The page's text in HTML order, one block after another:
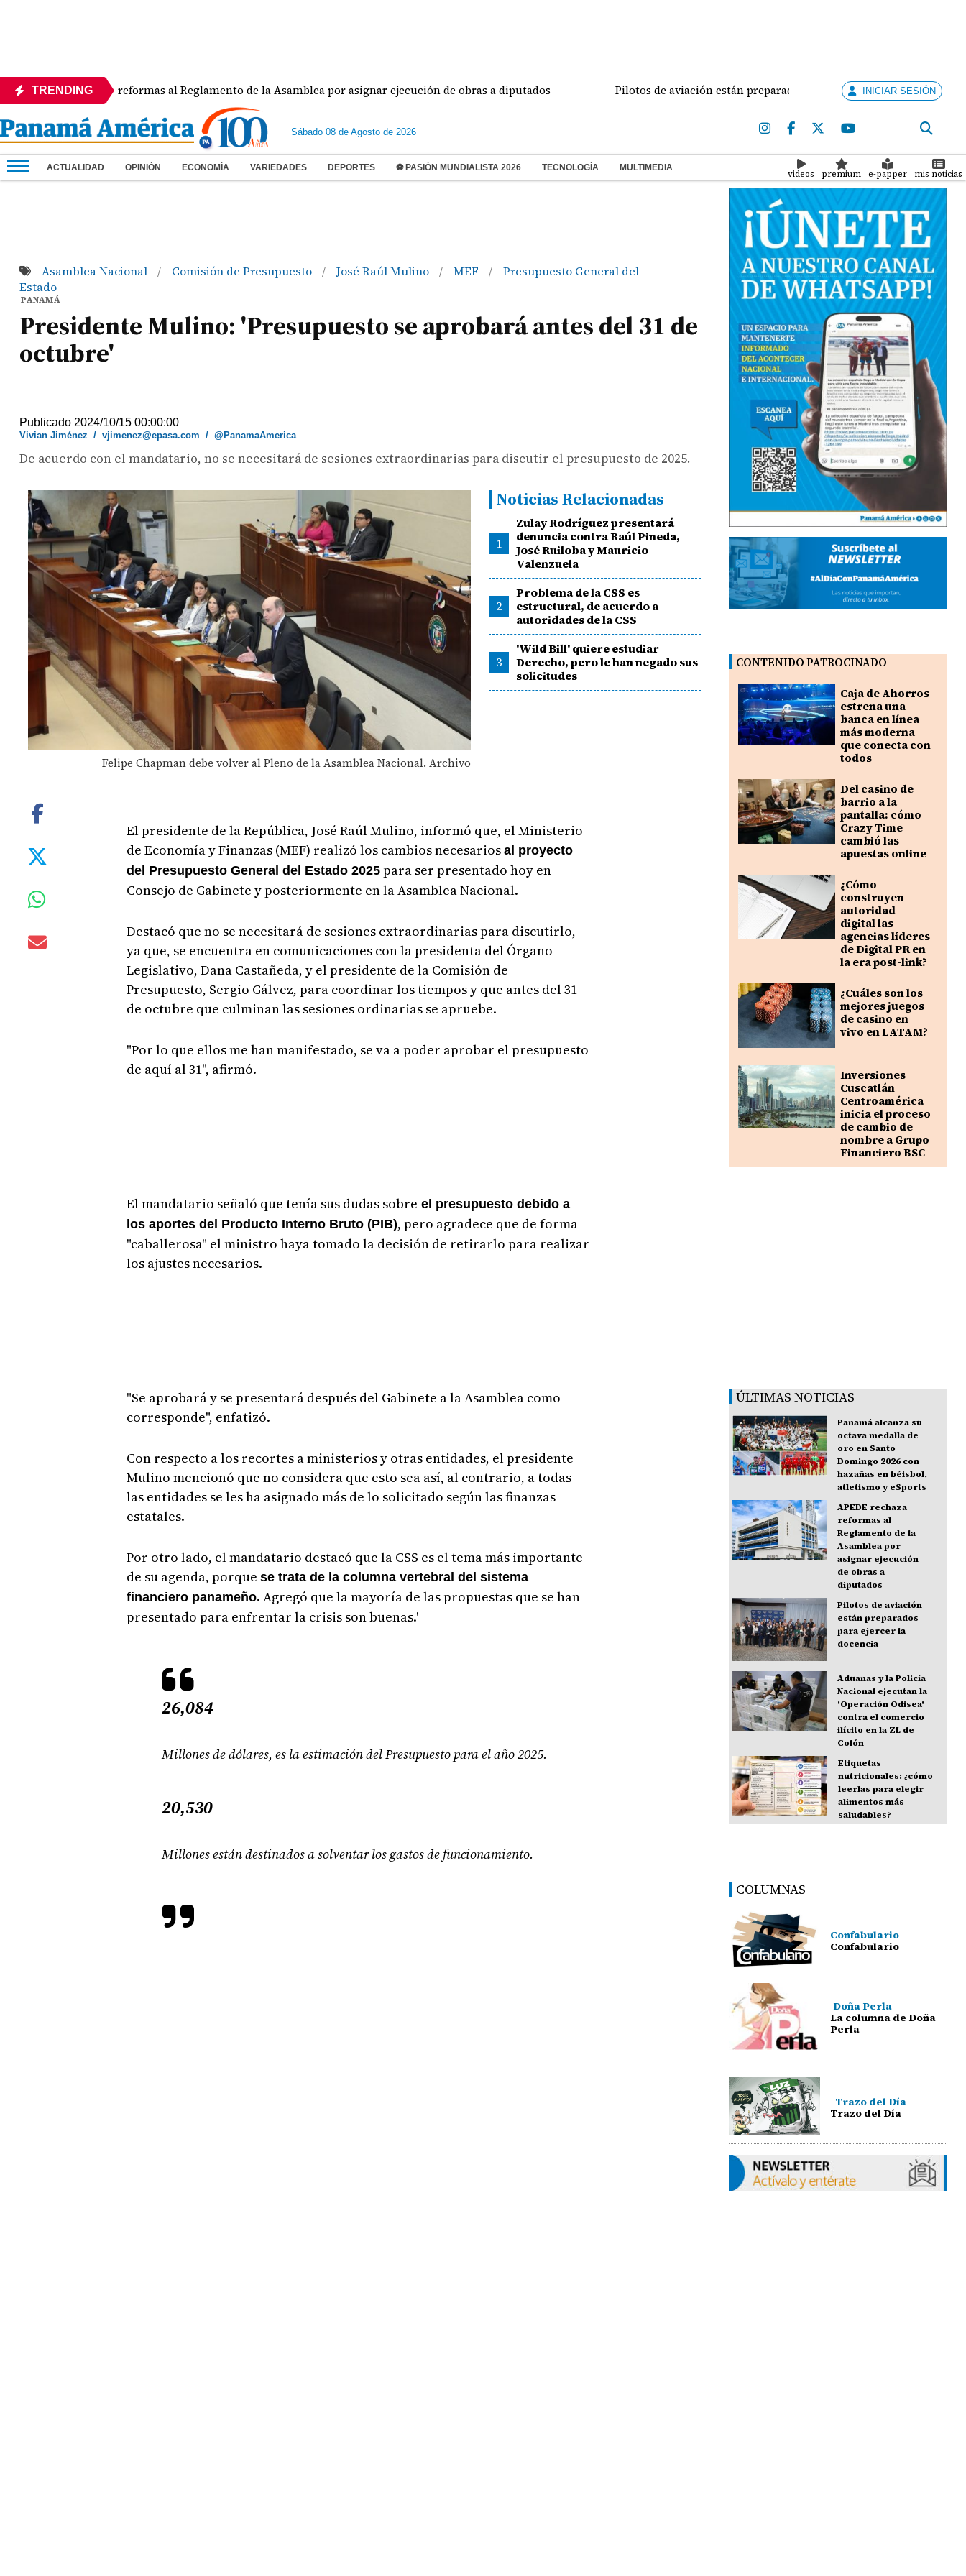
TRENDING
APEDE rechaza reformas al Reglamento de la Asamblea por asignar ejecución de obras a diputados Pilotos de aviación están preparados para ejercer la docenciaINICIAR SESIÓN
Sábado 08 de Agosto de 2026
ACTUALIDAD OPINIÓN ECONOMÍA VARIEDADES DEPORTES ⚽ PASIÓN MUNDIALISTA 2026 TECNOLOGÍA MULTIMEDIA
videos premium e-papper mis noticias
Asamblea Nacional / Comisión de Presupuesto / José Raúl Mulino / MEF /
Presupuesto General del
Estado
PANAMÁ
Presidente Mulino: 'Presupuesto se aprobará antes del 31 de
octubre'
Publicado 2024/10/15 00:00:00
Vivian Jiménez /vjimenez@epasa.com /@PanamaAmerica
De acuerdo con el mandatario, no se necesitará de sesiones extraordinarias para discutir el presupuesto de 2025.
Felipe Chapman debe volver al Pleno de la Asamblea Nacional. Archivo
Noticias Relacionadas
1
Zulay Rodríguez presentará
denuncia contra Raúl Pineda,
José Ruiloba y Mauricio
Valenzuela
2
Problema de la CSS es
estructural, de acuerdo a
autoridades de la CSS
3
'Wild Bill' quiere estudiar
Derecho, pero le han negado sus
solicitudes
El presidente de la República, José Raúl Mulino, informó que, el Ministerio
de Economía y Finanzas (MEF) realizó los cambios necesarios al proyecto
del Presupuesto General del Estado 2025para ser presentado hoy en
Consejo de Gabinete y posteriormente en la Asamblea Nacional.
Destacó que no se necesitará de sesiones extraordinarias para discutirlo,
ya que, se encuentra en comunicaciones con la presidenta del Órgano
Legislativo, Dana Castañeda, y el presidente de la Comisión de
Presupuesto, Sergio Gálvez, para coordinar los tiempos y que antes del 31
de octubre que culminan las sesiones ordinarias se apruebe.
"Por lo que ellos me han manifestado, se va a poder aprobar el presupuesto
de aquí al 31", afirmó.
El mandatario señaló que tenía sus dudas sobre el presupuesto debido a
los aportes del Producto Interno Bruto (PIB), pero agradece que de forma
"caballerosa" el ministro haya tomado la decisión de retirarlo para realizar
los ajustes necesarios.
"Se aprobará y se presentará después del Gabinete a la Asamblea como
corresponde", enfatizó.
Con respecto a los recortes a ministerios y otras entidades, el presidente
Mulino mencionó que no considera que esto sea así, al contrario, a todas
las entidades se les ha asignado más de lo solicitado según las finanzas
estatales.
Por otro lado, el mandatario destacó que la CSS es el tema más importante
de su agenda, porque se trata de la columna vertebral del sistema
financiero panameño. Agregó que la mayoría de las propuestas que se han
presentado para enfrentar la crisis son buenas.'
26,084
Millones de dólares, es la estimación del Presupuesto para el año 2025.
20,530
Millones están destinados a solventar los gastos de funcionamiento.
CONTENIDO PATROCINADO
Caja de Ahorros
estrena una
banca en línea
más moderna
que conecta con
todos
Del casino de
barrio a la
pantalla: cómo
Crazy Time
cambió las
apuestas online
¿Cómo
construyen
autoridad
digital las
agencias líderes
de Digital PR en
la era post-link?
¿Cuáles son los
mejores juegos
de casino en
vivo en LATAM?
Inversiones
Cuscatlán
Centroamérica
inicia el proceso
de cambio de
nombre a Grupo
Financiero BSC
ÚLTIMAS NOTICIAS
Panamá alcanza su
octava medalla de
oro en Santo
Domingo 2026 con
hazañas en béisbol,
atletismo y eSports
APEDE rechaza
reformas al
Reglamento de la
Asamblea por
asignar ejecución
de obras a
diputados
Pilotos de aviación
están preparados
para ejercer la
docencia
Aduanas y la Policía
Nacional ejecutan la
'Operación Odisea'
contra el comercio
ilícito en la ZL de
Colón
Etiquetas
nutricionales: ¿cómo
leerlas para elegir
alimentos más
saludables?
COLUMNAS
Confabulario
Confabulario
Doña Perla
La columna de Doña
Perla
Trazo del Día
Trazo del Día